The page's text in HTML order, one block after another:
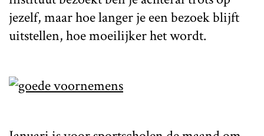
jezelf, maar hoe langer je een bezoek blijft
uitstellen, hoe moeilijker het wordt.